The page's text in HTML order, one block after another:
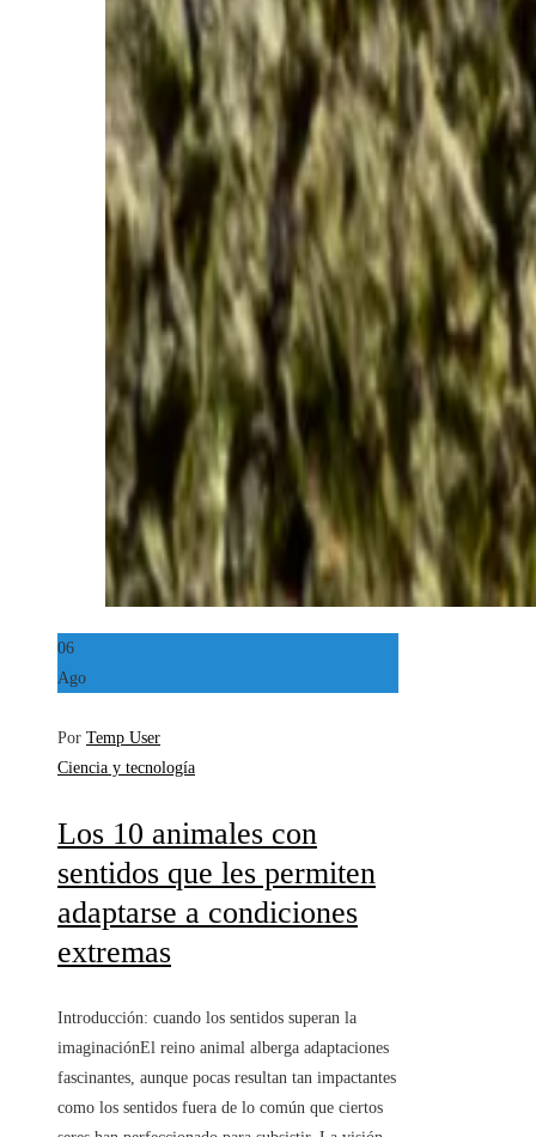
06
Ago
Por Temp User
Ciencia y tecnología
Los 10 animales con
sentidos que les permiten
adaptarse a condiciones
extremas
Introducción: cuando los sentidos superan la
imaginaciónEl reino animal alberga adaptaciones
fascinantes, aunque pocas resultan tan impactantes
como los sentidos fuera de lo común que ciertos